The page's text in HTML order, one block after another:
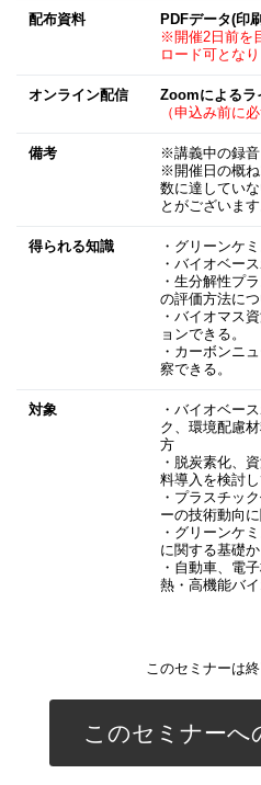
配布資料
PDFデータ(印
※開催2日前を
ロード可とな
オンライン配信 Zoomによるラ
（申込み前に
備考
※講義中の録音
※開催日の概ね
数に達してい
とがございます
得られる知識
・グリーンケ
・バイオベー
・生分解性プ
の評価方法につ
・バイオマス
ョンできる。
・カーボンニ
察できる。
対象
・バイオベー
ク、環境配慮
方
・脱炭素化、
料導入を検討
・プラスチッ
ーの技術動向
・グリーンケ
に関する基礎
・自動車、電
熱・高機能バ
このセミナーは終
このセミナーへ